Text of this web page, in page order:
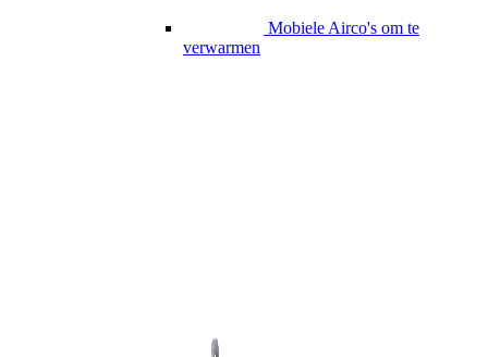
Mobiele Airco's om te
verwarmen